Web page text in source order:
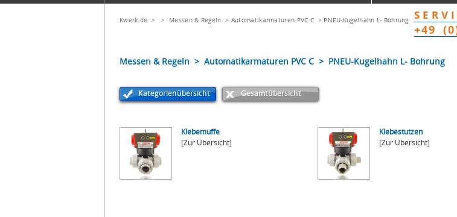
Kwerk.de > > Messen & Regeln > Automatikarmaturen PVC C > PNEU-Kugelhahn L- Bohrung
Messen & Regeln > Automatikarmaturen PVC C > PNEU-Kugelhahn L- Bohrung
Kategorienübersicht Gesamtübersicht
Klebemuffe
[Zur Übersicht]
Klebestutzen
[Zur Übersicht]